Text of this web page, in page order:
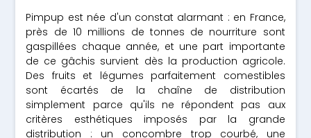
Pimpup est née d'un constat alarmant : en France,
près de 10 millions de tonnes de nourriture sont
gaspillées chaque année, et une part importante
de ce gâchis survient dès la production agricole.
Des fruits et légumes parfaitement comestibles
sont écartés de la chaîne de distribution
simplement parce qu'ils ne répondent pas aux
critères esthétiques imposés par la grande
distribution : un concombre trop courbé, une